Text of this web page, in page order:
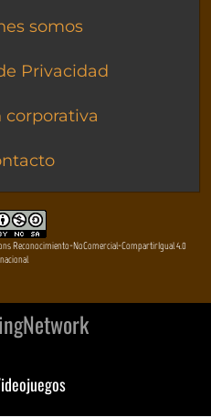
somos
Privacidad
Reconocimiento-NoComercial-CompartirIgual 4.0